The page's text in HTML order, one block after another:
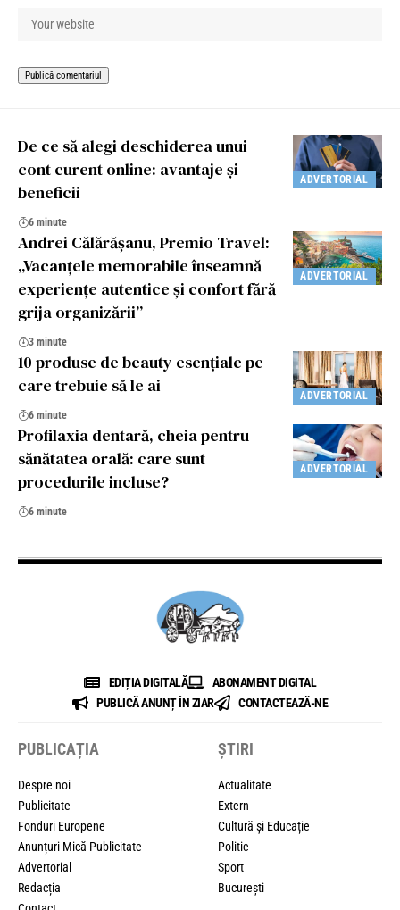
ADVERTORIAL
De ce să alegi deschiderea unui
cont curent online: avantaje și
beneficii
6 minute
ADVERTORIAL
Andrei Călărășanu, Premio Travel:
„Vacanțele memorabile înseamnă
experiențe autentice și confort fără
grija organizării”
3 minute
ADVERTORIAL
10 produse de beauty esenţiale pe
care trebuie să le ai
6 minute
ADVERTORIAL
Profilaxia dentară, cheia pentru
sănătatea orală: care sunt
procedurile incluse?
6 minute
EDIȚIA DIGITALĂ
ABONAMENT DIGITAL
PUBLICĂ ANUNȚ ÎN ZIAR
CONTACTEAZĂ-NE
PUBLICAȚIA
Despre noi
Publicitate
Fonduri Europene
Anunțuri Mică Publicitate
Advertorial
Redacția
ȘTIRI
Actualitate
Extern
Cultură și Educație
Politic
Sport
București